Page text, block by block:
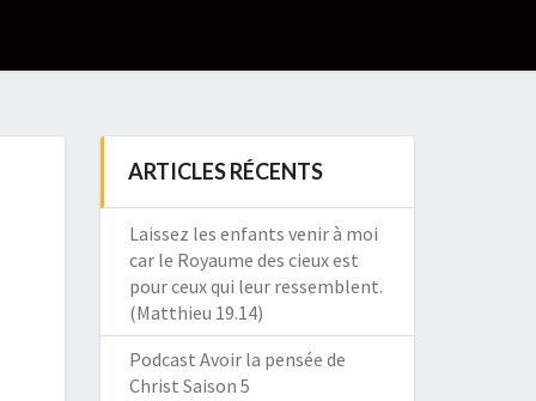
ARTICLES RÉCENTS
Laissez les enfants venir à moi
car le Royaume des cieux est
pour ceux qui leur ressemblent.
(Matthieu 19.14)
Podcast Avoir la pensée de
Christ Saison 5